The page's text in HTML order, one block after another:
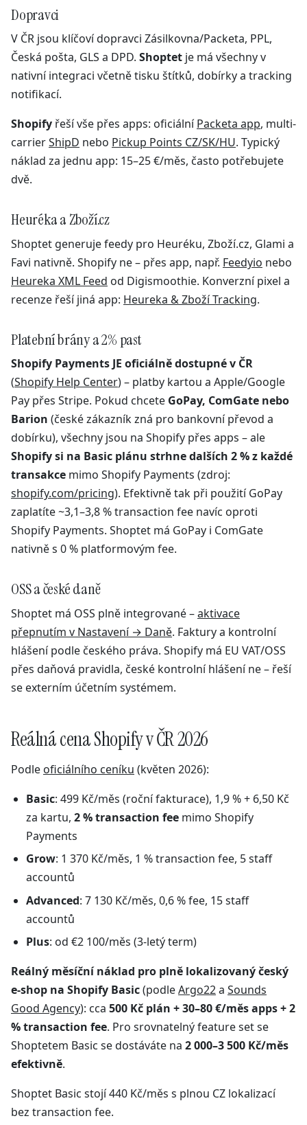
Dopravci
V ČR jsou klíčoví dopravci Zásilkovna/Packeta, PPL,
Česká pošta, GLS a DPD. Shoptet je má všechny v
nativní integraci včetně tisku štítků, dobírky a tracking
notifikací.
Shopify řeší vše přes apps: oficiálníPacketa app, multi-
carrierShipD nebo Pickup Points CZ/SK/HU. Typický
náklad za jednu app: 15–25 €/měs, často potřebujete
dvě.
Heuréka a Zboží.cz
Shoptet generuje feedy pro Heuréku, Zboží.cz, Glami a
Favi nativně. Shopify ne – přes app, např. Feedyio nebo
Heureka XML Feed od Digismoothie. Konverzní pixel a
recenze řeší jiná app: Heureka & Zboží Tracking.
Platební brány a 2% past
Shopify Payments JE oficiálně dostupné v ČR
(Shopify Help Center) – platby kartou a Apple/Google
Pay přes Stripe. Pokud chcete GoPay, ComGate nebo
Barion (české zákazník zná pro bankovní převod a
dobírku), všechny jsou na Shopify přes apps – ale
Shopify si na Basic plánu strhne dalších 2 % z každé
transakce mimo Shopify Payments (zdroj:
shopify.com/pricing). Efektivně tak při použití GoPay
zaplatíte ~3,1–3,8 % transaction fee navíc oproti
Shopify Payments. Shoptet má GoPay i ComGate
nativně s 0 % platformovým fee.
OSS a české daně
Shoptet má OSS plně integrované –aktivace
přepnutím v Nastavení → Daně. Faktury a kontrolní
hlášení podle českého práva. Shopify má EU VAT/OSS
přes daňová pravidla, české kontrolní hlášení ne – řeší
se externím účetním systémem.
Reálná cena Shopify v ČR 2026
Podle oficiálního ceníku (květen 2026):
Basic: 499 Kč/měs (roční fakturace), 1,9 % + 6,50 Kč
za kartu,2 % transaction fee mimo Shopify
Payments
Grow: 1 370 Kč/měs, 1 % transaction fee, 5 staff
accountů
Advanced: 7 130 Kč/měs, 0,6 % fee, 15 staff
accountů
Plus: od €2 100/měs (3-letý term)
Reálný měsíční náklad pro plně lokalizovaný český
e-shop na Shopify Basic(podleArgo22a Sounds
Good Agency): cca 500 Kč plán + 30–80 €/měs apps + 2
% transaction fee. Pro srovnatelný feature set se
Shoptetem Basic se dostáváte na 2 000–3 500 Kč/měs
efektivně.
Shoptet Basic stojí 440 Kč/měs s plnou CZ lokalizací
bez transaction fee.